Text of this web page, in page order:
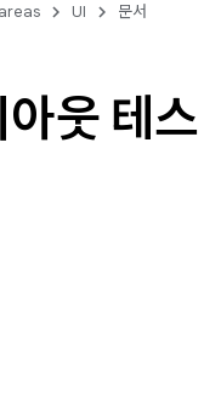
UI 문서
웃 테스